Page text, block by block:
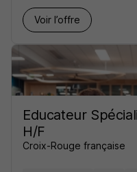
Voir l’offre
Educateur
H/F
Croix-Rouge française